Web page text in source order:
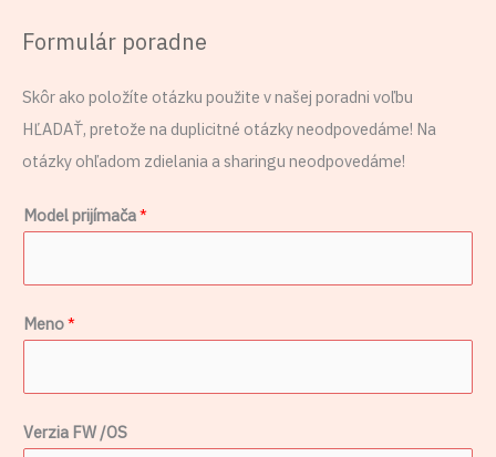
Formulár poradne
Skôr ako položíte otázku použite v našej poradni voľbu
HĽADAŤ, pretože na duplicitné otázky neodpovedáme! Na
otázky ohľadom zdielania a sharingu neodpovedáme!
Model prijímača*
S
e
e
Meno*
Verzia FW /OS